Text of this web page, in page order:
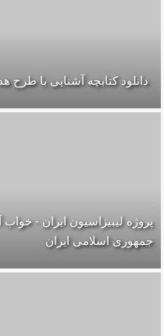
دانلود کتابچه آشنایی با طرح
پروژه لیبیزاسیون ایران -
جمهوری اسلامی ایران